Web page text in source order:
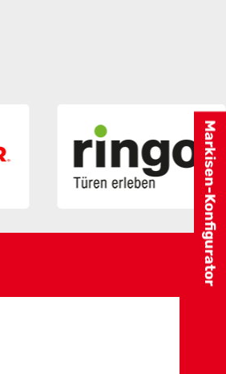
Markisen-Konfigurator